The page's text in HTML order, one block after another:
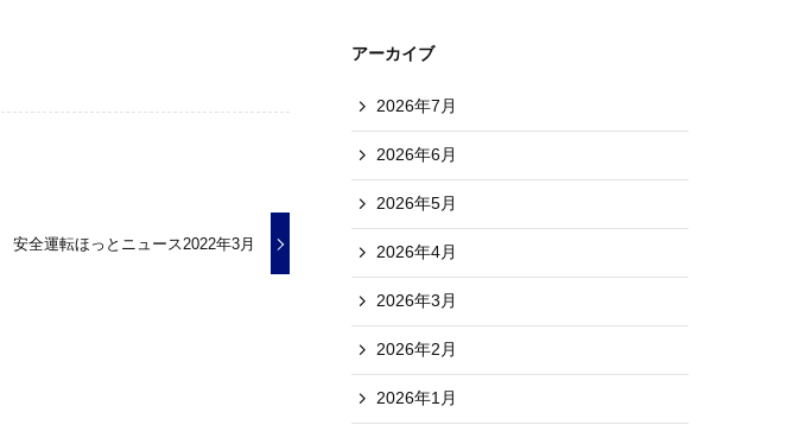
安全運転ほっとニュース2022年3月
アーカイブ
2026年7月
2026年6月
2026年5月
2026年4月
2026年3月
2026年2月
2026年1月